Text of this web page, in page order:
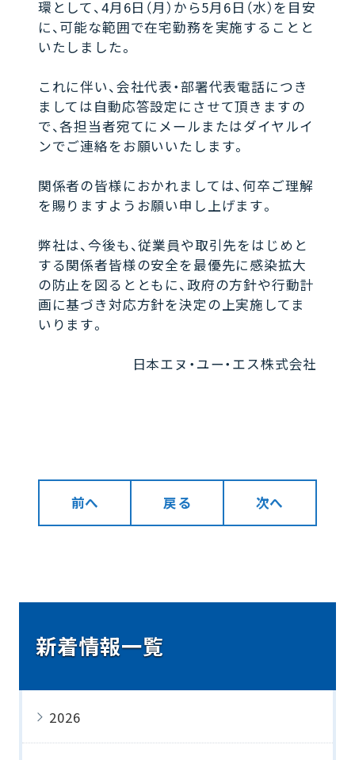
環として、4月6日（月）から5月6日（水）を目安
に、可能な範囲で在宅勤務を実施することと
いたしました。
これに伴い、会社代表・部署代表電話につき
ましては自動応答設定にさせて頂きますの
で、各担当者宛てにメールまたはダイヤルイ
ンでご連絡をお願いいたします。
関係者の皆様におかれましては、何卒ご理解
を賜りますようお願い申し上げます。
弊社は、今後も、従業員や取引先をはじめと
する関係者皆様の安全を最優先に感染拡大
の防止を図るとともに、政府の方針や行動計
画に基づき対応方針を決定の上実施してま
いります。
日本エヌ・ユー・エス株式会社
前へ 戻る 次へ
新着情報一覧
2026